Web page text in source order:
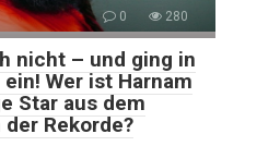
0 280
nicht – und ging in
Wer ist Harnam
Star aus dem
Rekorde?